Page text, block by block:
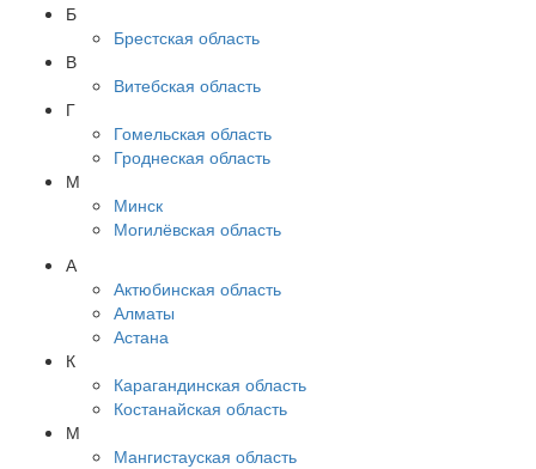
Б
Брестская область
В
Витебская область
Г
Гомельская область
Гроднеская область
М
Минск
Могилёвская область
А
Актюбинская область
Алматы
Астана
К
Карагандинская область
Костанайская область
М
Мангистауская область